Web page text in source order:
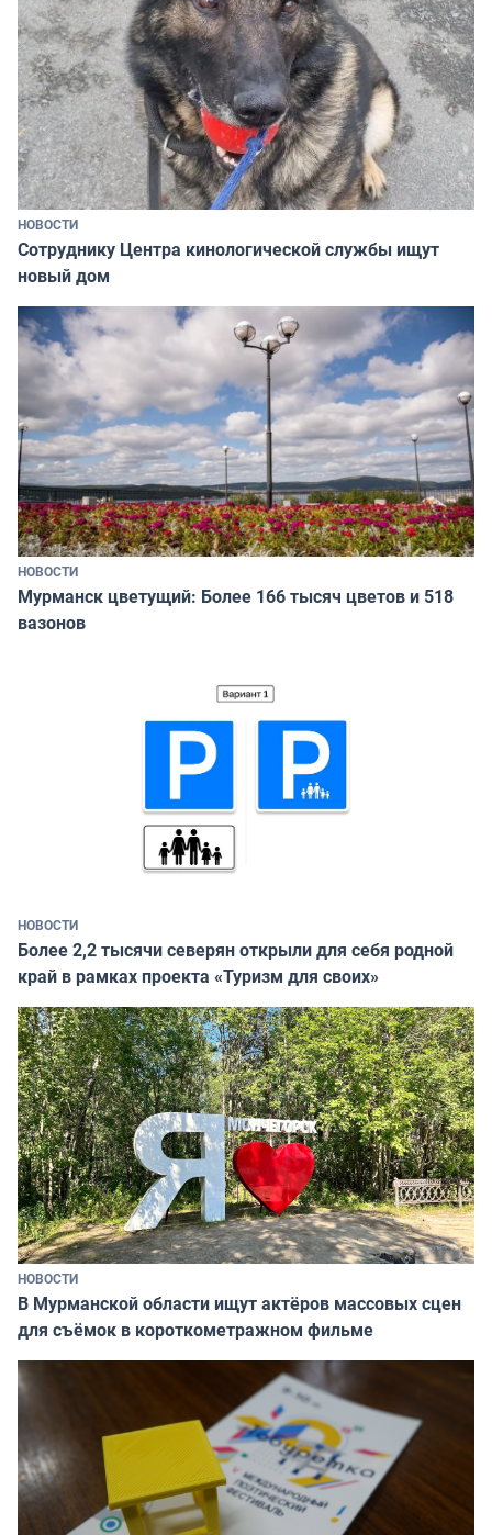
НОВОСТИ
Сотруднику Центра кинологической службы ищут
новый дом
НОВОСТИ
Мурманск цветущий: Более 166 тысяч цветов и 518
вазонов
НОВОСТИ
Более 2,2 тысячи северян открыли для себя родной
край в рамках проекта «Туризм для своих»
НОВОСТИ
В Мурманской области ищут актёров массовых сцен
для съёмок в короткометражном фильме